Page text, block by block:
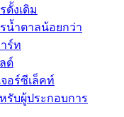
ดั้งเดิม
น้ำตาลน้อยกว่า
ร์ท
ด์
อร์ซีเล็คท์
รับผู้ประกอบการ